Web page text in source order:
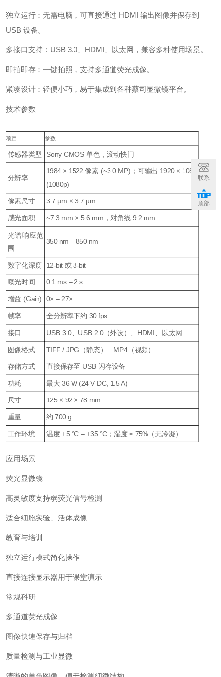
独立运行：无需电脑，可直接通过 HDMI 输出图像并保存到
USB 设备。
多接口支持：USB 3.0、HDMI、以太网，兼容多种使用场景。
即拍即存：一键拍照，支持多通道荧光成像。
紧凑设计：轻便小巧，易于集成到各种蔡司显微镜平台。
技术参数
项目 参数
传感器类型 Sony CMOS 单色，滚动快门
分辨率
1984 × 1522 像素 (~3.0 MP)；可输出 1920 × 1080
(1080p)
像素尺寸 3.7 µm × 3.7 µm
感光面积 ~7.3 mm × 5.6 mm，对角线 9.2 mm
光谱响应范
围
350 nm – 850 nm
数字化深度 12-bit 或 8-bit
曝光时间 0.1 ms – 2 s
增益 (Gain) 0× – 27×
帧率 全分辨率下约 30 fps
接口 USB 3.0、USB 2.0（外设）、HDMI、以太网
图像格式 TIFF / JPG（静态）；MP4（视频）
存储方式 直接保存至 USB 闪存设备
功耗 最大 36 W (24 V DC, 1.5 A)
尺寸 125 × 92 × 78 mm
重量 约 700 g
工作环境 温度 +5 °C – +35 °C；湿度 ≤ 75%（无冷凝）
应用场景
荧光显微镜
高灵敏度支持弱荧光信号检测
适合细胞实验、活体成像
教育与培训
独立运行模式简化操作
直接连接显示器用于课堂演示
常规科研
多通道荧光成像
图像快速保存与归档
质量检测与工业显微
联系
顶部